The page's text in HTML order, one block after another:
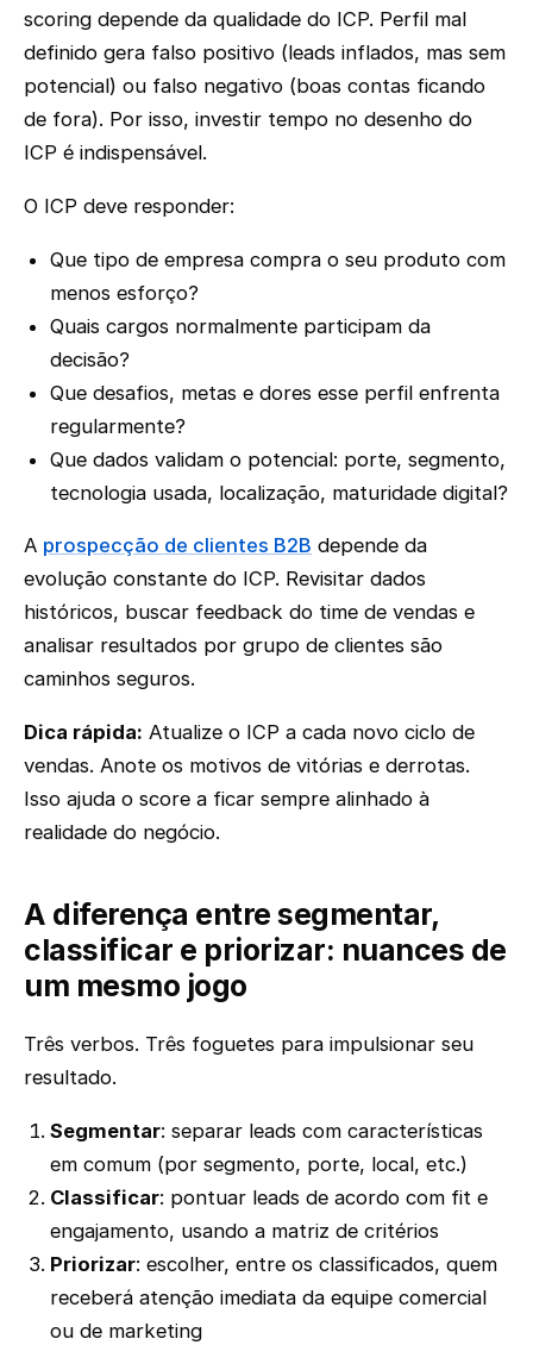
scoring depende da qualidade do ICP. Perfil mal
definido gera falso positivo (leads inflados, mas sem
potencial) ou falso negativo (boas contas ficando
de fora). Por isso, investir tempo no desenho do
ICP é indispensável.
O ICP deve responder:
Que tipo de empresa compra o seu produto com
menos esforço?
Quais cargos normalmente participam da
decisão?
Que desafios, metas e dores esse perfil enfrenta
regularmente?
Que dados validam o potencial: porte, segmento,
tecnologia usada, localização, maturidade digital?
A prospecção de clientes B2B depende da
evolução constante do ICP. Revisitar dados
históricos, buscar feedback do time de vendas e
analisar resultados por grupo de clientes são
caminhos seguros.
Dica rápida: Atualize o ICP a cada novo ciclo de
vendas. Anote os motivos de vitórias e derrotas.
Isso ajuda o score a ficar sempre alinhado à
realidade do negócio.
A diferença entre segmentar,
classificar e priorizar: nuances de
um mesmo jogo
Três verbos. Três foguetes para impulsionar seu
resultado.
Segmentar: separar leads com características
em comum (por segmento, porte, local, etc.)
Classificar: pontuar leads de acordo com fit e
engajamento, usando a matriz de critérios
Priorizar: escolher, entre os classificados, quem
receberá atenção imediata da equipe comercial
ou de marketing